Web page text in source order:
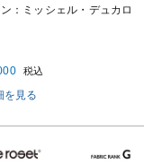
：ミッシェル・デュカロ
税込
を見る